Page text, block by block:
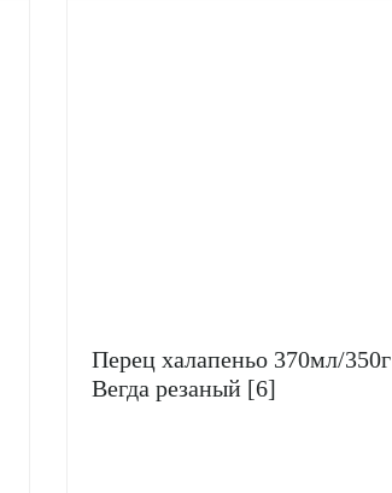
Перец халапеньо 370мл/350г
Вегда резаный [6]